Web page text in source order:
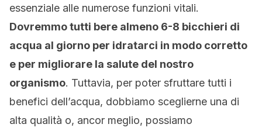
essenziale alle numerose funzioni vitali.
Dovremmo tutti bere almeno 6-8 bicchieri di
acqua al giorno per idratarci in modo corretto
e per migliorare la salute del nostro
organismo. Tuttavia, per poter sfruttare tutti i
benefici dell’acqua, dobbiamo sceglierne una di
alta qualità o, ancor meglio, possiamo